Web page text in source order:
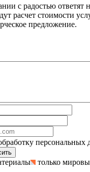
с радостью ответят
расчет стоимости
предложение.
персональных
только